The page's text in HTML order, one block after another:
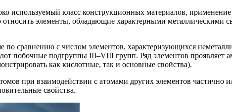
используемый класс конструкционных материалов,
элементы, обладающие характерными металлическими
по сравнению с числом элементов, характеризующихся
побочные подгруппы III–VIII групп. Ряд элементов проявляет
как кислотные, так и основные свойства).
при взаимодействии с атомами других элементов
свойства.